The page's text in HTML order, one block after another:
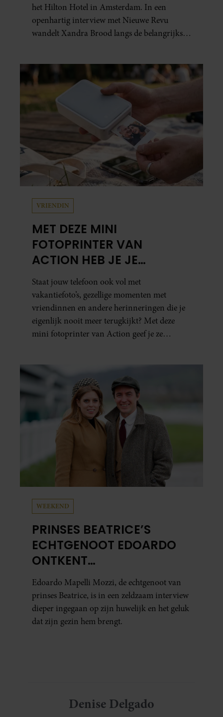
het Hilton Hotel in Amsterdam. In een
openhartig interview met Nieuwe Revu
wandelt Xandra Brood langs de belangrijkste
Leidsedwarsstraat roept een stortvloed aan
herinneringen op. Daar begon hun leven
samen en werd dochter Lola geboren.
VRIENDIN
MET DEZE MINI
FOTOPRINTER VAN
ACTION HEB JE JE
FAVORIETE FOTO’S BINNEN
ÉÉN MINUUT IN HANDEN
Staat jouw telefoon ook vol met
vakantiefoto’s, gezellige momenten met
vriendinnen en andere herinneringen die je
eigenlijk nooit meer terugkijkt? Met deze
mini fotoprinter van Action geef je ze
al in handen.
WEEKEND
PRINSES BEATRICE’S
ECHTGENOOT EDOARDO
ONTKENT
HUWELIJKSPROBLEMEN
Edoardo Mapelli Mozzi, de echtgenoot van
prinses Beatrice, is in een zeldzaam interview
dieper ingegaan op zijn huwelijk en het geluk
dat zijn gezin hem brengt.
Denise Delgado